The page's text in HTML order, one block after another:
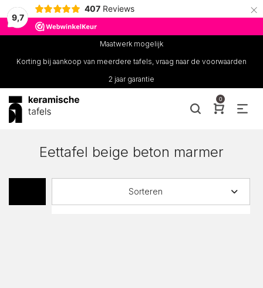
9,7
407 Reviews ×
Maatwerk mogelijk
Korting bij aankoop van meerdere tafels, vraag naar de voorwaarden
2 jaar garantie
0
Eettafel beige beton marmer
Sorteren